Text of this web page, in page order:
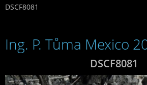
DSCF8081
Ing. P. Tůma Mexico
DSCF8081